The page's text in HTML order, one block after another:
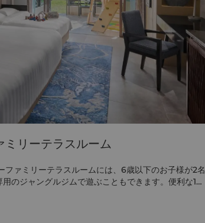
ミリーテラスルーム
ァミリーテラスルームには、6歳以下のお子様が2名
のジャングルジムで遊ぶこともできます。便利な1階
をプレゼント。保護者の方は、客室内に備えたコー
こちらのお部屋をタンジュンウィング プールビュー